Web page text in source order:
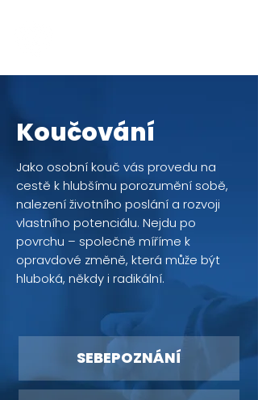
Koučování
Jako osobní kouč vás provedu na
cestě k hlubšímu porozumění sobě,
nalezení životního poslání a rozvoji
vlastního potenciálu. Nejdu po
povrchu – společně míříme k
opravdové změně, která může být
hluboká, někdy i radikální.
SEBEPOZNÁNÍ